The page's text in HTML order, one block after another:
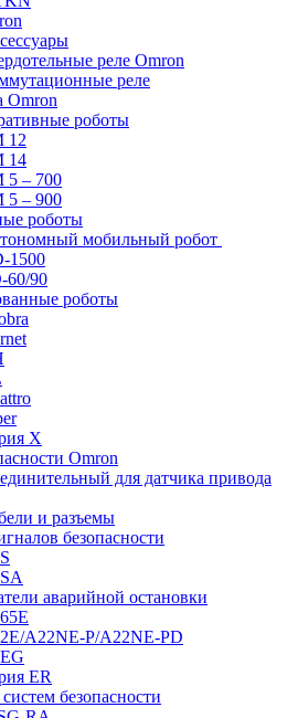
реле Omron
реле
Omron
роботы
12
14
5 – 700
5 – 900
роботы
мобильный робот
1500
60/90
роботы
X
Omron
для датчика привода
и разъемы
безопасности
аварийной остановки
A22NE-P/A22NE-PD
ER
безопасности